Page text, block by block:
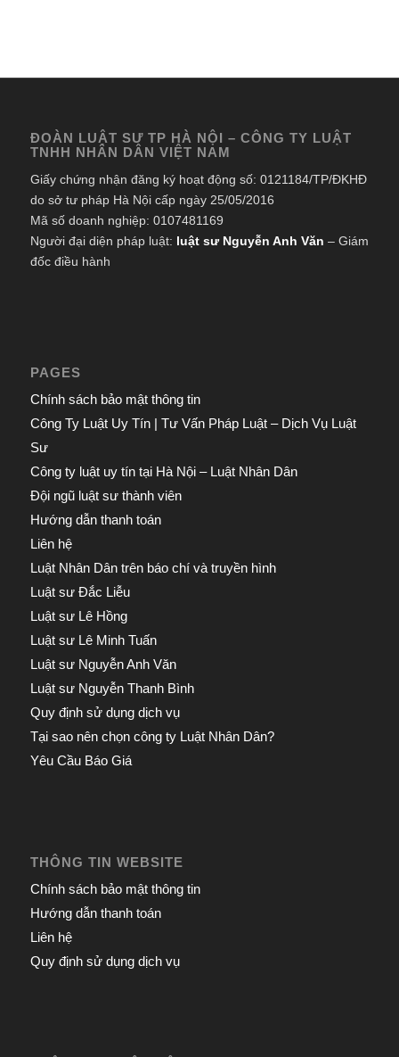
ĐOÀN LUẬT SƯ TP HÀ NỘI – CÔNG TY LUẬT
TNHH NHÂN DÂN VIỆT NAM
Giấy chứng nhận đăng ký hoạt động số: 0121184/TP/ĐKHĐ
do sở tư pháp Hà Nội cấp ngày 25/05/2016
Mã số doanh nghiệp: 0107481169
Người đại diện pháp luật: luật sư Nguyễn Anh Văn – Giám
đốc điều hành
PAGES
Chính sách bảo mật thông tin
Công Ty Luật Uy Tín | Tư Vấn Pháp Luật – Dịch Vụ Luật
Sư
Công ty luật uy tín tại Hà Nội – Luật Nhân Dân
Đội ngũ luật sư thành viên
Hướng dẫn thanh toán
Liên hệ
Luật Nhân Dân trên báo chí và truyền hình
Luật sư Đắc Liễu
Luật sư Lê Hồng
Luật sư Lê Minh Tuấn
Luật sư Nguyễn Anh Văn
Luật sư Nguyễn Thanh Bình
Quy định sử dụng dịch vụ
Tại sao nên chọn công ty Luật Nhân Dân?
Yêu Cầu Báo Giá
THÔNG TIN WEBSITE
Chính sách bảo mật thông tin
Hướng dẫn thanh toán
Liên hệ
Quy định sử dụng dịch vụ